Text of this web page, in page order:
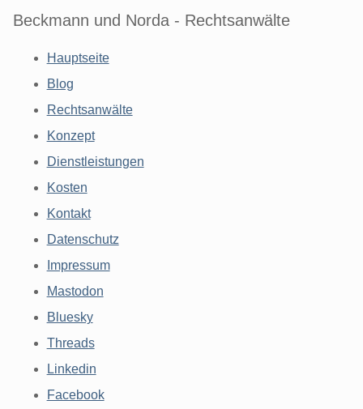
Beckmann und Norda - Rechtsanwälte
Hauptseite
Blog
Rechtsanwälte
Konzept
Dienstleistungen
Kosten
Kontakt
Datenschutz
Impressum
Mastodon
Bluesky
Threads
Linkedin
Facebook